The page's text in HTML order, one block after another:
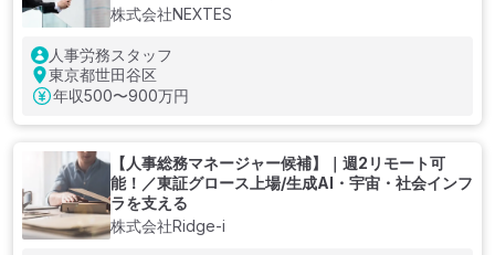
株式会社NEXTES
人事労務スタッフ
東京都世田谷区
年収500〜900万円
【人事総務マネージャー候補】｜週2リモート可
能！／東証グロース上場/生成AI・宇宙・社会インフ
ラを支える
株式会社Ridge-i